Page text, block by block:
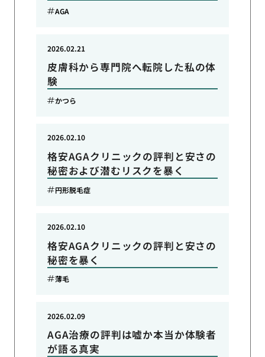
AGA
皮膚科から専門院へ転院した私の体
験
2026.02.21
かつら
格安AGAクリニックの評判と安さの
秘密および潜むリスクを暴く
2026.02.10
円形脱毛症
格安AGAクリニックの評判と安さの
秘密を暴く
2026.02.10
薄毛
AGA治療の評判は嘘か本当か体験者
が語る真実
2026.02.09